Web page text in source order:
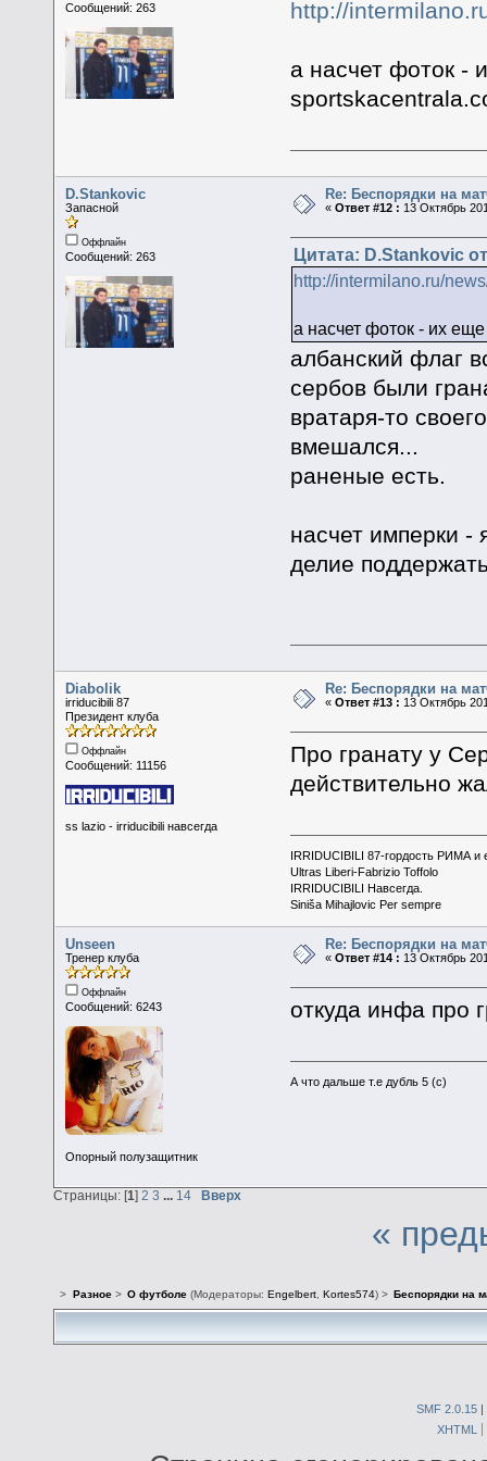
Сообщений: 263 http://
а насчет фоток -
D.Stankovic
Запасной
Оффлайн
Сообщений: 263
Re: Беспорядки на
«Ответ #12 : 13 Октябрь
Цитата: D.Stankovic
http://intermilano.ru/
а насчет фоток - их
албанский флаг
сербов были
вратаря-то
вмешался...
раненые есть.
насчет имперки -
делие
Diabolik
irriducibili 87
Президент клуба
Оффлайн
Сообщений: 11156
ss lazio - irriducibili навсегда
Re: Беспорядки на
«Ответ #13 : 13 Октябрь
Про гранату у
действительно
IRRIDUCIBILI 87-гордость РИМА и
Ultras Liberi-Fabrizio Toffolo
IRRIDUCIBILI Навсегда.
Siniša Mihajlovic Per sempre
Unseen
Тренер клуба
Оффлайн
Сообщений: 6243
Опорный полузащитник
Re: Беспорядки на
«Ответ #14 : 13 Октябрь
откуда инфа про
А что дальше т.е дубль 5 (с)
Страницы: [1] 2 3 ... 14 Вверх
«
> Разное> О футболе(Модераторы: Engelbert, Kortes574) > Беспорядки на
SMF 2.0.15 |
XHTML